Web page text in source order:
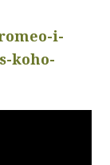
i-
koho-